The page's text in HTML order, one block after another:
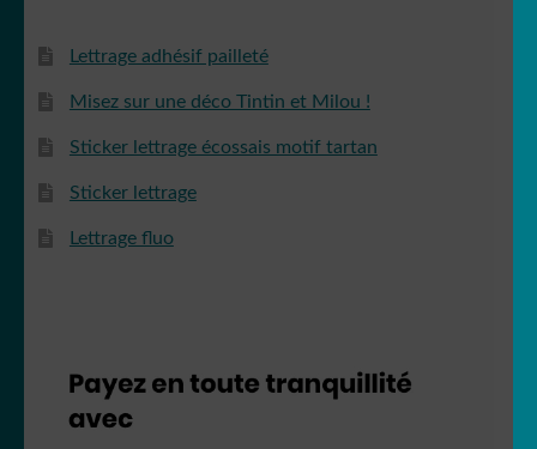
Lettrage adhésif pailleté
Misez sur une déco Tintin et Milou !
Sticker lettrage écossais motif tartan
Sticker lettrage
Lettrage fluo